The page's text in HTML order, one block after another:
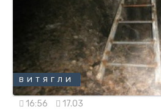
ВИТЯГЛИ
16:56 17.03